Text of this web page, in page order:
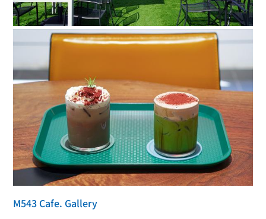
M543 Cafe. Gallery